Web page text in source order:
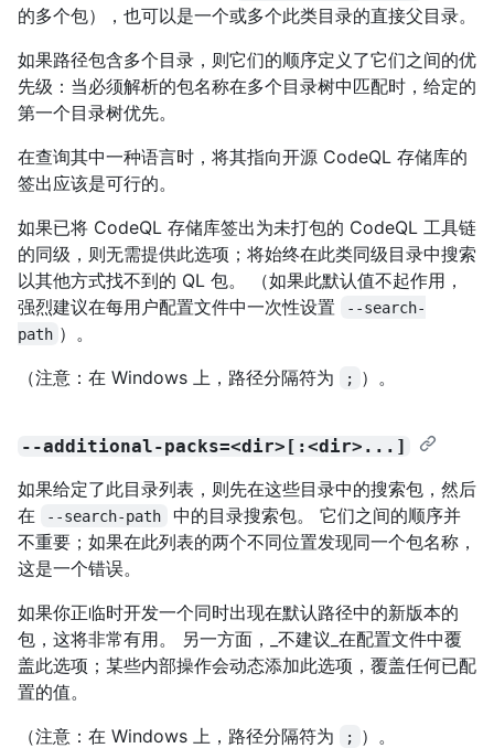
的多个包），也可以是一个或多个此类目录的直接父目录。
如果路径包含多个目录，则它们的顺序定义了它们之间的优
先级：当必须解析的包名称在多个目录树中匹配时，给定的
第一个目录树优先。
在查询其中一种语言时，将其指向开源 CodeQL 存储库的
签出应该是可行的。
如果已将 CodeQL 存储库签出为未打包的 CodeQL 工具链
的同级，则无需提供此选项；将始终在此类同级目录中搜索
以其他方式找不到的 QL 包。 （如果此默认值不起作用，
强烈建议在每用户配置文件中一次性设置
--search-
path ）。
（注意：在 Windows 上，路径分隔符为
; ）。
--additional-packs=<dir>[:<dir>...]
如果给定了此目录列表，则先在这些目录中的搜索包，然后
在
--search-path
中的目录搜索包。 它们之间的顺序并
不重要；如果在此列表的两个不同位置发现同一个包名称，
这是一个错误。
如果你正临时开发一个同时出现在默认路径中的新版本的
包，这将非常有用。 另一方面，_不建议_在配置文件中覆
盖此选项；某些内部操作会动态添加此选项，覆盖任何已配
置的值。
（注意：在 Windows 上，路径分隔符为
; ）。